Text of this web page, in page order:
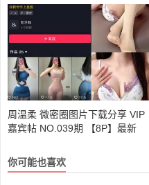
周温柔 微密圈图片下载分享 VIP
嘉宾帖 NO.039期 【8P】最新
你可能也喜欢